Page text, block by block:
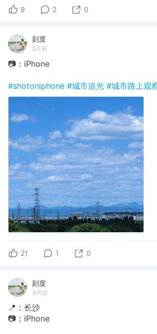
9 2 0
刻度
2月前
📷：iPhone
#shotoniphone #城市追光 #城市路上观
21 1 0
刻度
3月前
📍：长沙
📷：iPhone